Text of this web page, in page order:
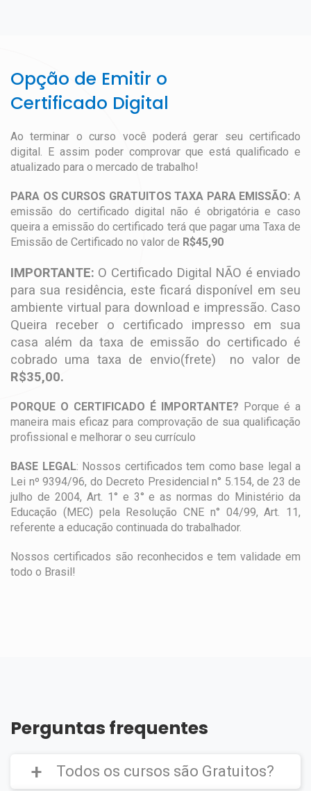
Opção de Emitir o
Certificado Digital
Ao terminar o curso você poderá gerar seu certificado
digital. E assim poder comprovar que está qualificado e
atualizado para o mercado de trabalho!
PARA OS CURSOS GRATUITOS TAXA PARA EMISSÃO: A
emissão do certificado digital não é obrigatória e caso
queira a emissão do certificado terá que pagar uma Taxa de
Emissão de Certificado no valor de R$45,90
IMPORTANTE: O Certificado Digital NÃO é enviado
para sua residência, este ficará disponível em seu
ambiente virtual para download e impressão. Caso
Queira receber o certificado impresso em sua
casa além da taxa de emissão do certificado é
cobrado uma taxa de envio(frete) no valor de
R$35,00.
PORQUE O CERTIFICADO É IMPORTANTE? Porque é a
maneira mais eficaz para comprovação de sua qualificação
profissional e melhorar o seu currículo
BASE LEGAL: Nossos certificados tem como base legal a
Lei nº 9394/96, do Decreto Presidencial n° 5.154, de 23 de
julho de 2004, Art. 1° e 3° e as normas do Ministério da
Educação (MEC) pela Resolução CNE n° 04/99, Art. 11,
referente a educação continuada do trabalhador.
Nossos certificados são reconhecidos e tem validade em
todo o Brasil!
Perguntas frequentes
Todos os cursos são Gratuitos?